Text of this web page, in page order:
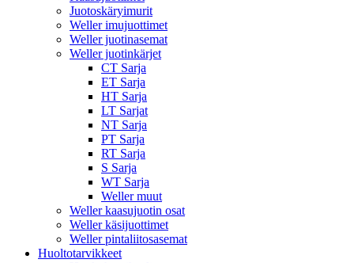
Juotoskäryimurit
Weller imujuottimet
Weller juotinasemat
Weller juotinkärjet
CT Sarja
ET Sarja
HT Sarja
LT Sarjat
NT Sarja
PT Sarja
RT Sarja
S Sarja
WT Sarja
Weller muut
Weller kaasujuotin osat
Weller käsijuottimet
Weller pintaliitosasemat
Huoltotarvikkeet